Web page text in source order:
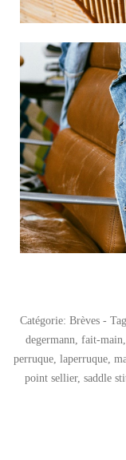
Catégorie: Brèves -
degermann fait-main
perruque, laperruque,
point sellier, saddle